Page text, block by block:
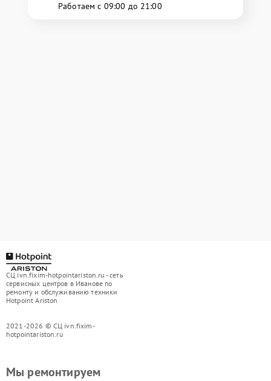
Работаем с 09:00 до 21:00
СЦ ivn.fixim-hotpointariston.ru - сеть
сервисных центров в Иванове по
ремонту и обслуживанию техники
Hotpoint Ariston
2021-2026 © СЦ ivn.fixim-
hotpointariston.ru
Мы ремонтируем